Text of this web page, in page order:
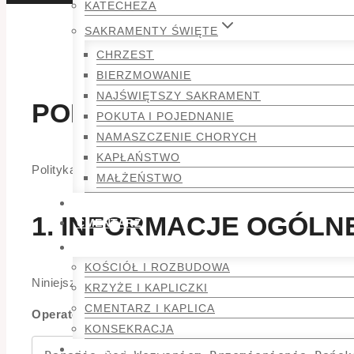
KATECHEZA
SAKRAMENTY ŚWIĘTE
CHRZEST
BIERZMOWANIE
NAJŚWIĘTSZY SAKRAMENT
POKUTA I POJEDNANIE
NAMASZCZENIE CHORYCH
KAPŁAŃSTWO
MAŁŻEŃSTWO
CMENTARZ
KOŚCIÓŁ I ROZBUDOWA
KRZYŻE I KAPLICZKI
CMENTARZ I KAPLICA
KONSEKRACJA
KONTAKT
POLITYKA
Polityka prywatności opisuje zasady przetwarzania
1. INFORMACJE
Niniejsza polityka dotyczy Serwisu www, funkcjonującego
Operatorem serwisu oraz Administratorem danych